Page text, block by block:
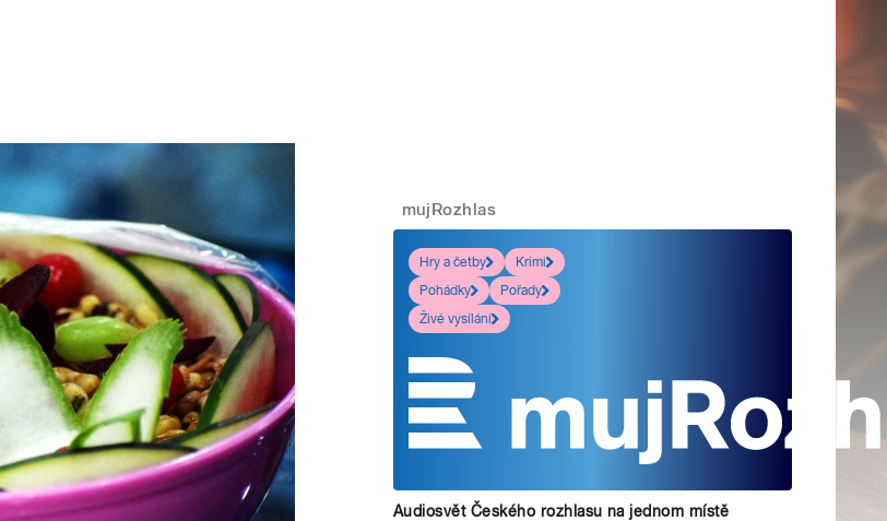
mujRozhlas
Hry a četby
Krimi
Pohádky
Pořady
Živé vysílání
Audiosvět Českého rozhlasu na jednom místě